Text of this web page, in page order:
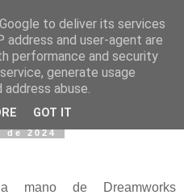
de 2024
mano de Dreamworks
to deliver its services
address and user-agent are
performance and security
generate usage
abuse.
GOT IT